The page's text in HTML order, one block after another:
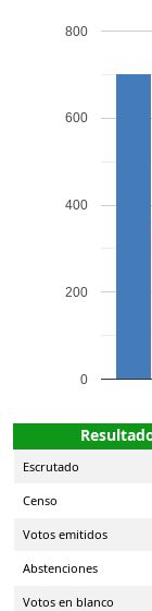
0
200
400
600
800
Escrutado
Censo
Votos emitidos
Abstenciones
Votos en blanco